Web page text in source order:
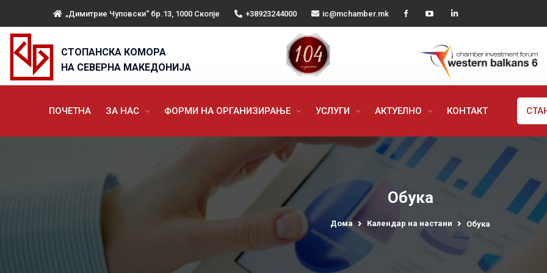
„Димитрие Чуповски“ бр.13, 1000 Скопје +38923244000 ic@mchamber.mk
СТОПАНСКА КОМОРА
НА СЕВЕРНА МАКЕДОНИЈА
ПОЧЕТНА ЗА НАС ФОРМИ НА ОРГАНИЗИРАЊЕ УСЛУГИ АКТУЕЛНО КОНТАКТ
Обука
Дома Календар на настани Обука